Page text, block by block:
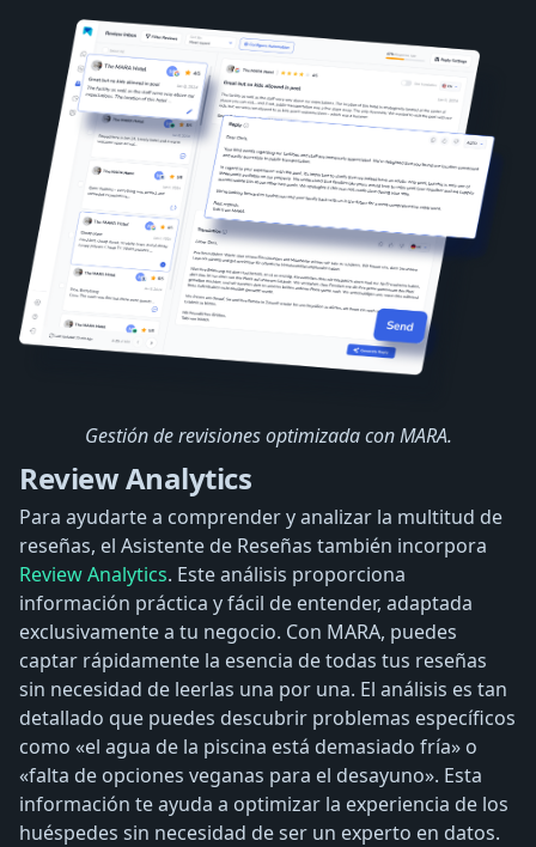
Gestión de revisiones optimizada con MARA.
Review Analytics
Para ayudarte a comprender y analizar la multitud de
reseñas, el Asistente de Reseñas también incorpora
Review Analytics. Este análisis proporciona
información práctica y fácil de entender, adaptada
exclusivamente a tu negocio. Con MARA, puedes
captar rápidamente la esencia de todas tus reseñas
sin necesidad de leerlas una por una. El análisis es tan
detallado que puedes descubrir problemas específicos
como «el agua de la piscina está demasiado fría» o
«falta de opciones veganas para el desayuno». Esta
información te ayuda a optimizar la experiencia de los
huéspedes sin necesidad de ser un experto en datos.